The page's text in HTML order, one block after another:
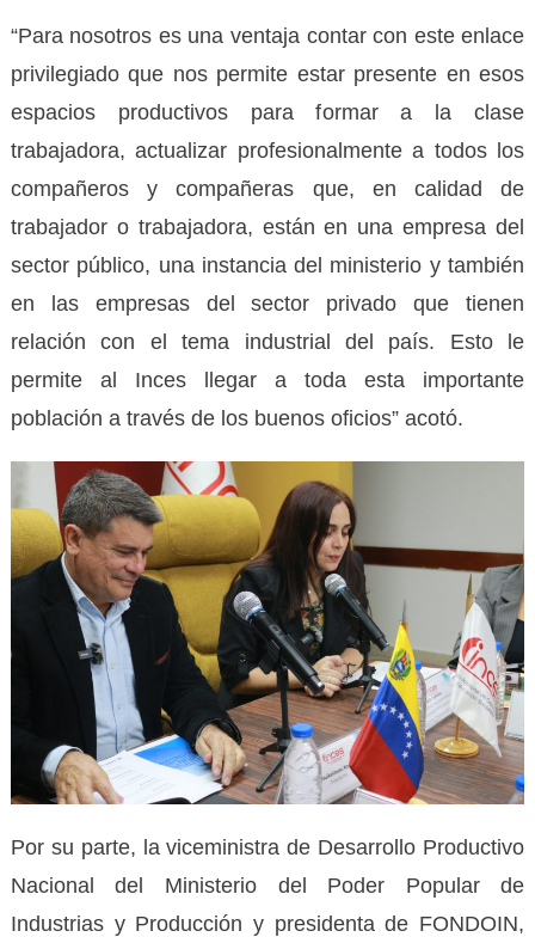
“Para nosotros es una ventaja contar con este enlace
privilegiado que nos permite estar presente en esos
espacios productivos para formar a la clase
trabajadora, actualizar profesionalmente a todos los
compañeros y compañeras que, en calidad de
trabajador o trabajadora, están en una empresa del
sector público, una instancia del ministerio y también
en las empresas del sector privado que tienen
relación con el tema industrial del país. Esto le
permite al Inces llegar a toda esta importante
población a través de los buenos oficios” acotó.
Por su parte, la viceministra de Desarrollo Productivo
Nacional del Ministerio del Poder Popular de
Industrias y Producción y presidenta de FONDOIN,